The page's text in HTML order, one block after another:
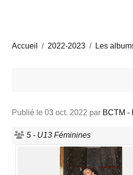
Accueil 2022-2023 Les
Publié le 03 oct. 2022 par BCTM -
5 - U13 Féminines